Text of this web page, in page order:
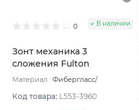
0 В наличии
Зонт механика 3
сложения Fulton
Superslim цвет Розовый
Материал : Фибергласс/
Вес: 158 г
Код товара: L553-3960